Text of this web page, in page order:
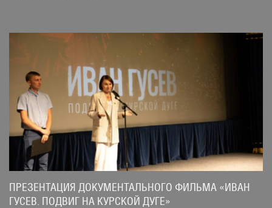
ПРЕЗЕНТАЦИЯ ДОКУМЕНТАЛЬНОГО ФИЛЬМА «ИВАН
ГУСЕВ. ПОДВИГ НА КУРСКОЙ ДУГЕ»